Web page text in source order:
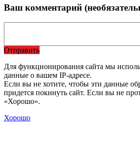
Ваш комментарий
Отправить
Для функционирования сайта мы
данные о вашем IP-адресе.
Если вы не хотите, чтобы эти данные
придется покинуть сайт. Если вы не
«Хорошо».
Хорошо